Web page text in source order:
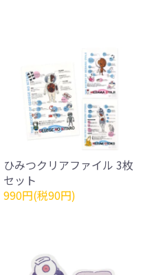
ひみつクリアファイル 3枚
セット
990円(税90円)